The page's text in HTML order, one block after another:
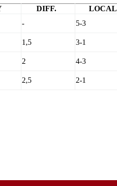
DIFF. LOCAL
- 5-3
1,5 3-1
2 4-3
2,5 2-1